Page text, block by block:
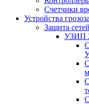
Счетчики
Устройства
Защита
УЗИП